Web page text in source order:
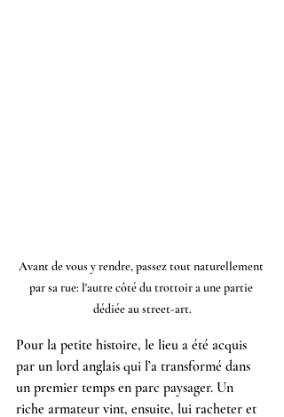
Avant de vous y rendre, passez tout naturellement
par sa rue: l'autre côté du trottoir a une partie
dédiée au street-art.
Pour la petite histoire, le lieu a été acquis
par un lord anglais qui l’a transformé dans
un premier temps en parc paysager. Un
riche armateur vint, ensuite, lui racheter et